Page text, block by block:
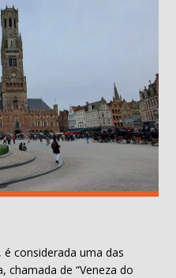
considerada uma das
chamada de “Veneza do